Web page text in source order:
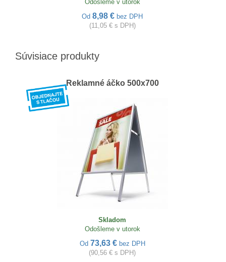
Odošleme v utorok
Od 8,98 € bez DPH
(11,05 € s DPH)
Súvisiace produkty
Reklamné áčko 500x700
Skladom
Odošleme v utorok
Od 73,63 € bez DPH
(90,56 € s DPH)